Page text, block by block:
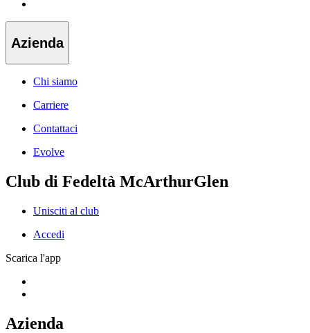
Azienda
Chi siamo
Carriere
Contattaci
Evolve
Club di Fedeltà McArthurGlen
Unisciti al club
Accedi
Scarica l'app
Azienda